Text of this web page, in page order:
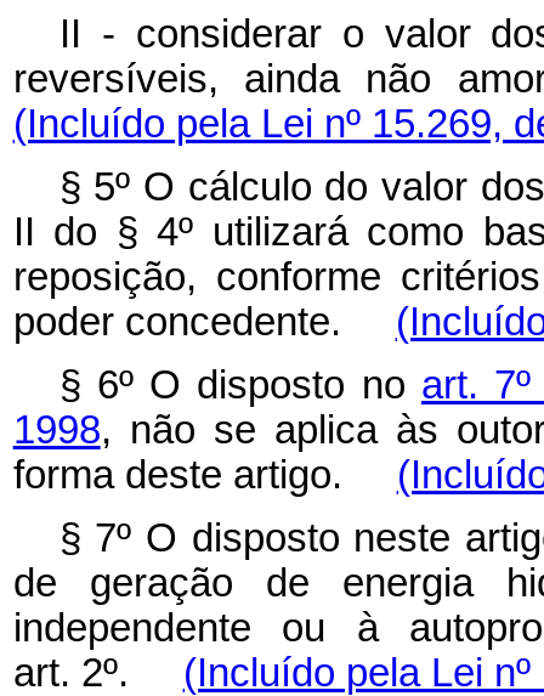
II - considerar o valor
reversíveis, ainda não
(Incluído pela Lei nº 15.269,
§ 5º O cálculo do valor
II do § 4º utilizará como
reposição, conforme
poder concedente.
§ 6º O disposto no art.
1998, não se aplica às
forma deste artigo.
§ 7º O disposto neste
de geração de energia
independente ou à
art. 2º. (Incluído pela Lei